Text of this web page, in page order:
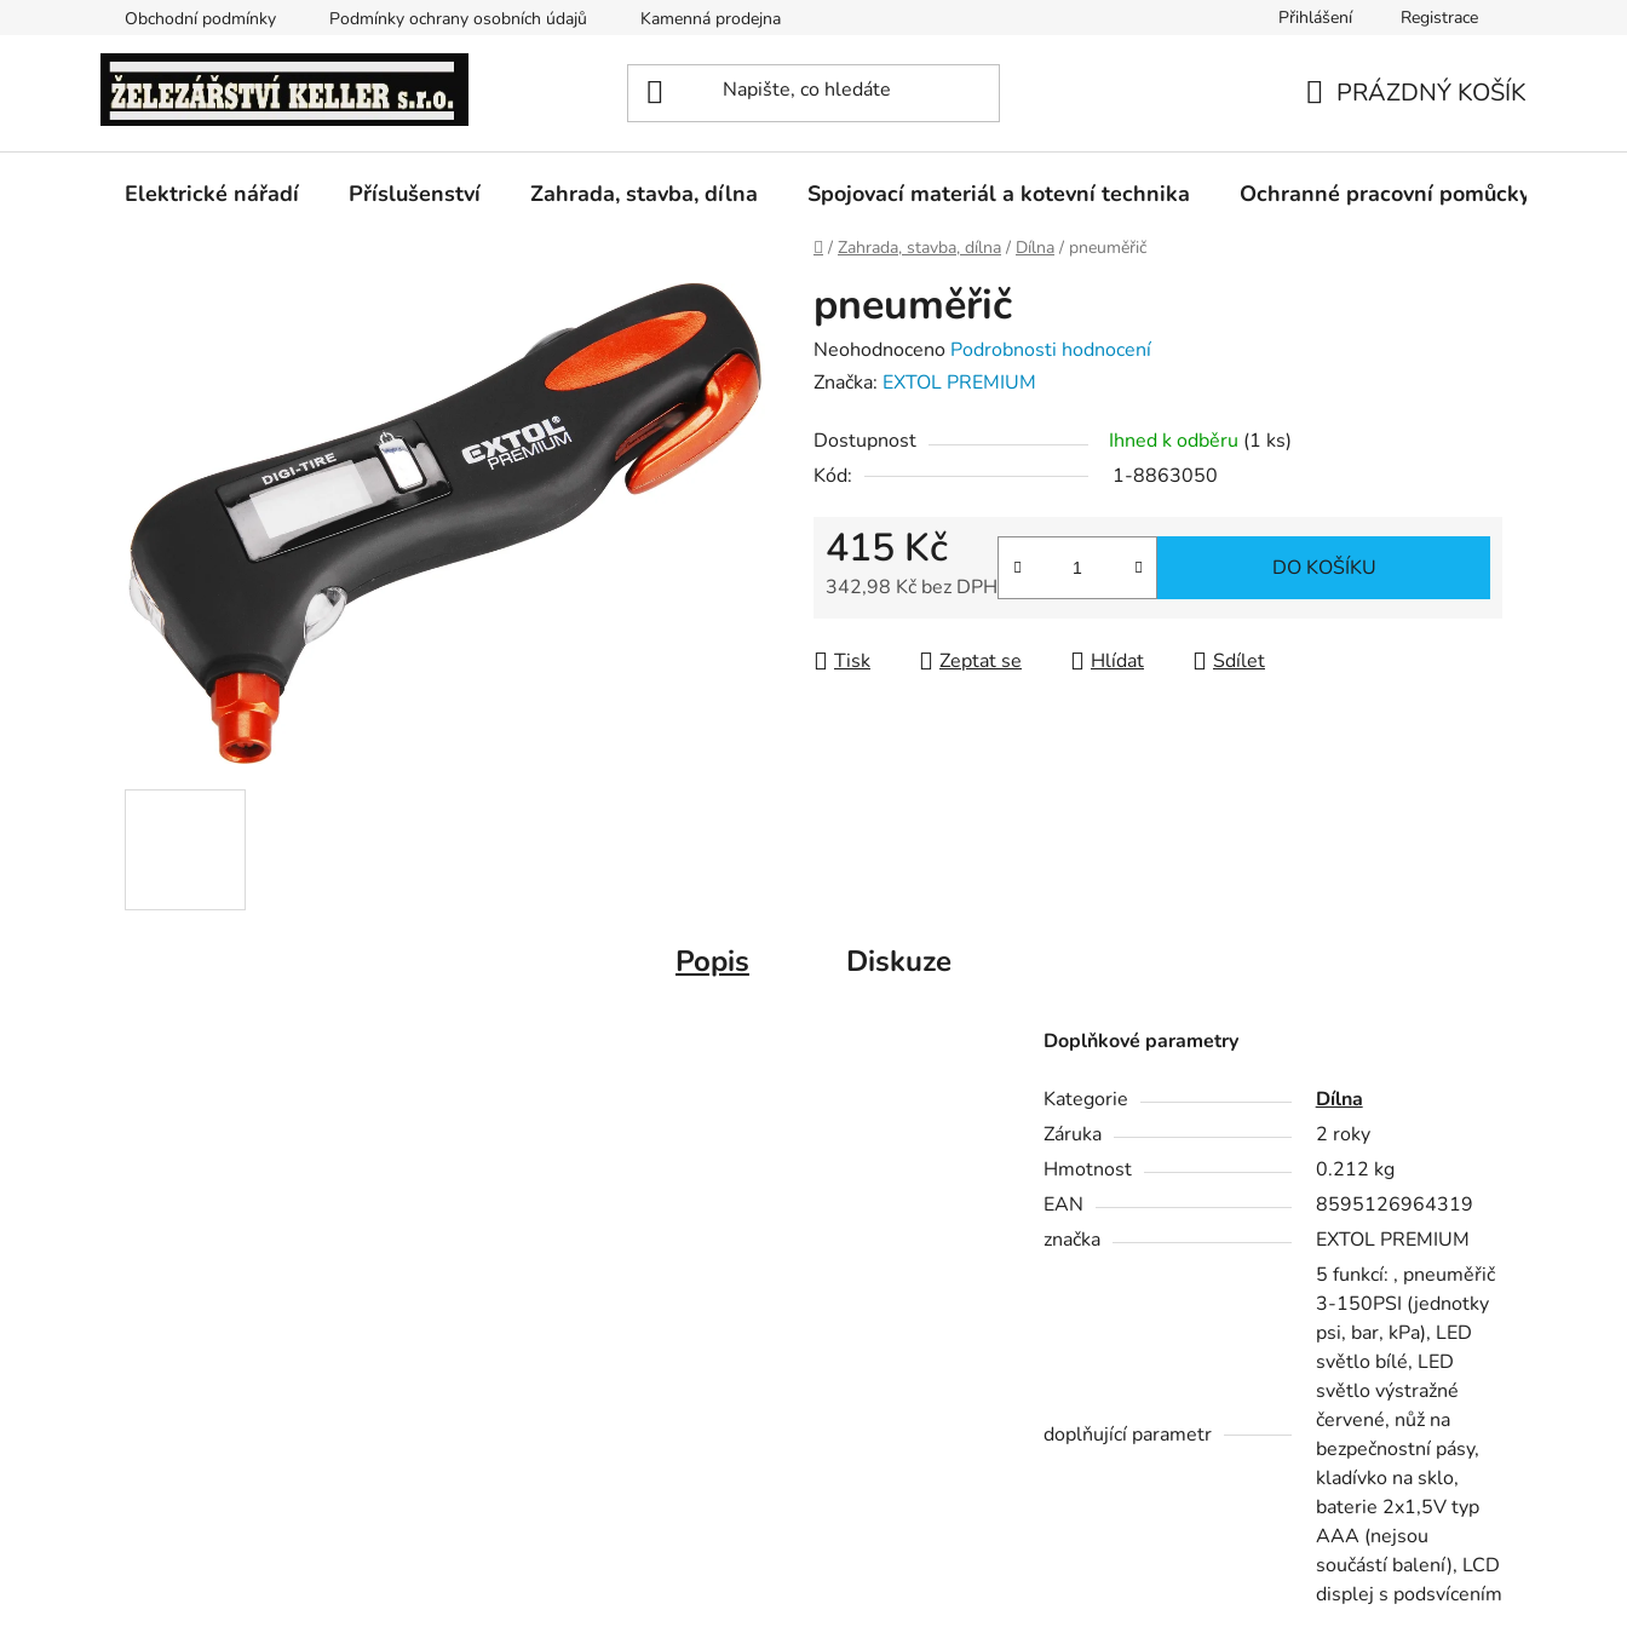
Obchodní podmínky Podmínky ochrany osobních údajů Kamenná prodejna Přihlášení Registrace
KOŠÍK
PRÁZDNÝ KOŠÍK
Elektrické nářadí Příslušenství Zahrada, stavba, dílna Spojovací materiál a kotevní technika Ochranné pracovní pomůcky
Domů
/ Zahrada, stavba, dílna / Dílna / pneuměřič
pneuměřič
Průměrné
hodnocení
je
0,0
hvězdiček.
Neohodnoceno Podrobnosti hodnocení
Značka: EXTOL PREMIUM
Dostupnost Ihned k odběru (1 ks)
Kód:
1-8863050
415 Kč
342,98 Kč bez DPH
DO KOŠÍKU
Tisk Zeptat se Hlídat Sdílet
Popis Diskuze
Doplňkové parametry
Kategorie
Dílna
Záruka
2 roky
Hmotnost
0.212 kg
EAN
8595126964319
značka
EXTOL PREMIUM
doplňující parametr
5 funkcí: , pneuměřič
3-150PSI (jednotky
psi, bar, kPa), LED
světlo bílé, LED
světlo výstražné
červené, nůž na
bezpečnostní pásy,
kladívko na sklo,
baterie 2x1,5V typ
AAA (nejsou
součástí balení), LCD
displej s podsvícením